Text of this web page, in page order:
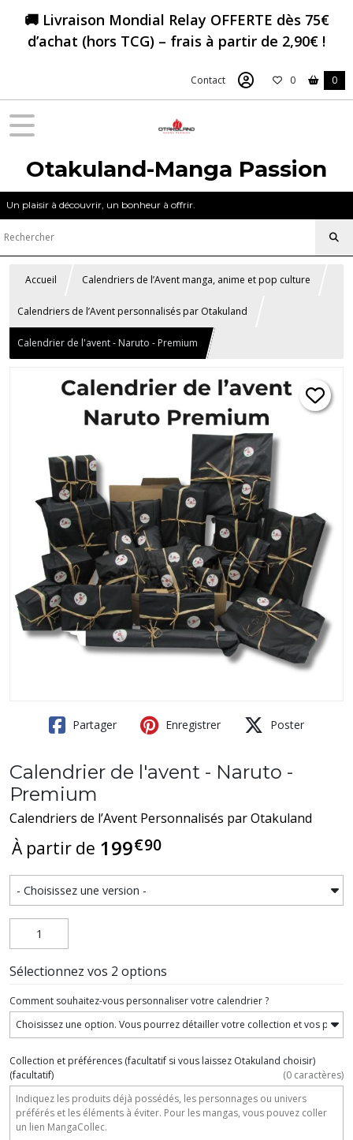
🚚 Livraison Mondial Relay OFFERTE dès 75€
d’achat (hors TCG) – frais à partir de 2,90€ !
Contact 0 0
Otakuland-Manga Passion
Un plaisir à découvrir, un bonheur à offrir.
Accueil Calendriers de l’Avent manga, anime et pop culture
Calendriers de l’Avent personnalisés par Otakuland
Calendrier de l'avent - Naruto - Premium
Partager Enregistrer Poster
Calendrier de l'avent - Naruto -
Premium
Calendriers de l’Avent Personnalisés par Otakuland
À partir de 199€90
Sélectionnez vos 2 options
Comment souhaitez-vous personnaliser votre calendrier ?
Collection et préférences (facultatif si vous laissez Otakuland choisir)
(facultatif)
(0 caractères)